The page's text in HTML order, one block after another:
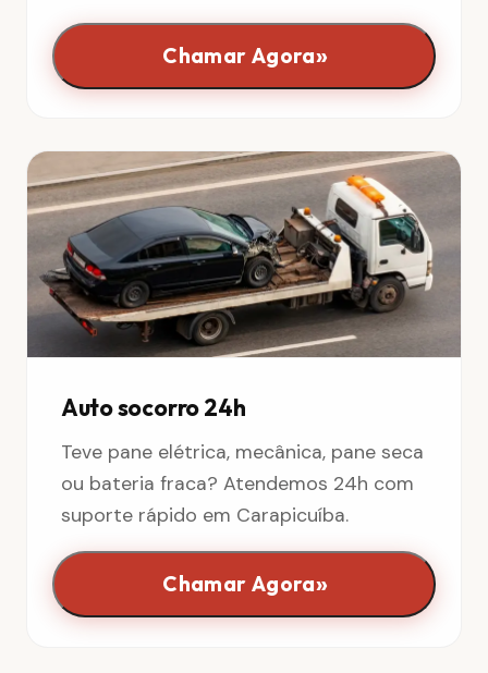
Chamar Agora»
Auto socorro 24h
Teve pane elétrica, mecânica, pane seca
ou bateria fraca? Atendemos 24h com
suporte rápido em Carapicuíba.
Chamar Agora»